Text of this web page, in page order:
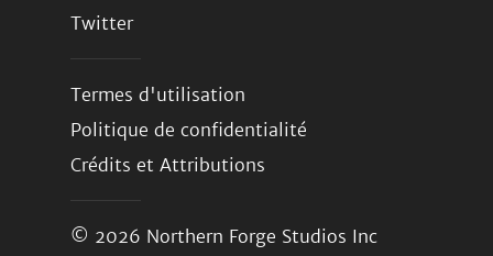
Twitter
Termes d'utilisation
Politique de confidentialité
Crédits et Attributions
© 2026 Northern Forge Studios Inc